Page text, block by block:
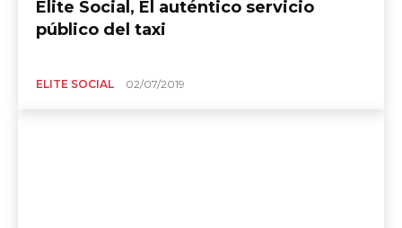
Elite Social, El auténtico servicio
público del taxi
ELITE SOCIAL 02/07/2019